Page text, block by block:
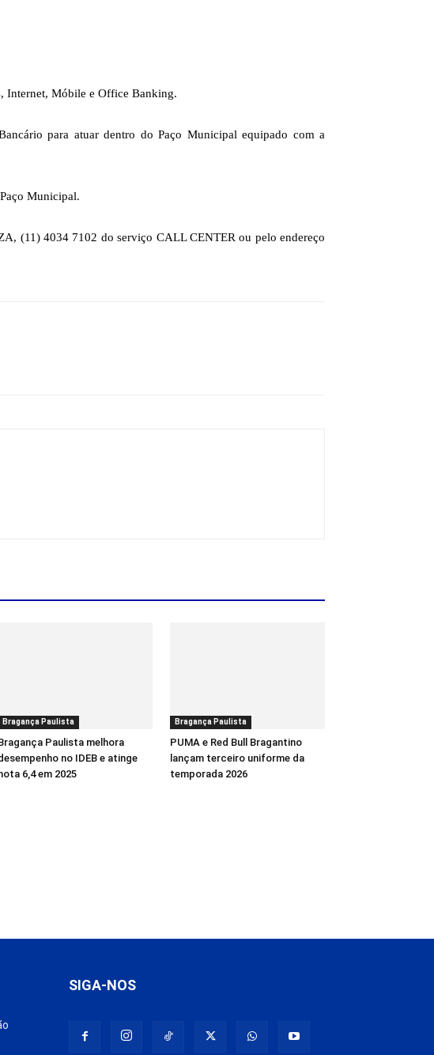
Internet, Móbile e Office Banking.
para atuar dentro do Paço Municipal equipado com a
Municipal.
(11) 4034 7102 do serviço CALL CENTER ou pelo endereço
Bragança Paulista
Paulista melhora
no IDEB e atinge
6,4 em 2025
Bragança Paulista
PUMA e Red Bull Bragantino
lançam terceiro uniforme da
temporada 2026
SIGA-NOS